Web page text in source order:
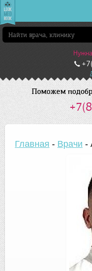
Врачи
Клиники
Заболевания
Лекарства
Акции
Поможем
Главная - Врачи -